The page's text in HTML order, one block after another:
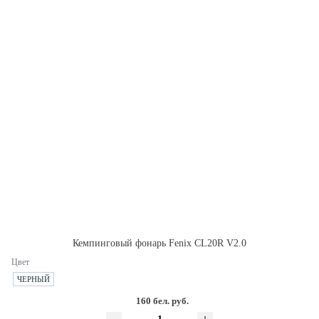
Кемпинговый фонарь Fenix CL20R V2.0
Цвет
ЧЕРНЫЙ
160 бел. руб.